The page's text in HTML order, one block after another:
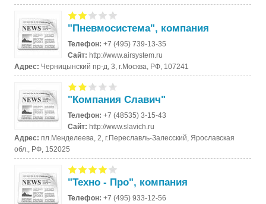
"Пневмосистема", компания
Телефон:+7 (495) 739-13-35
Сайт:http://www.airsystem.ru
Адрес: Черницынский пр-д, 3, г.Москва, РФ, 107241
"Компания Славич"
Телефон:+7 (48535) 3-15-43
Сайт:http://www.slavich.ru
Адрес:пл.Менделеева, 2, г.Переславль-Залесский, Ярославская
обл., РФ, 152025
"Техно - Про", компания
Телефон:+7 (495) 933-12-56